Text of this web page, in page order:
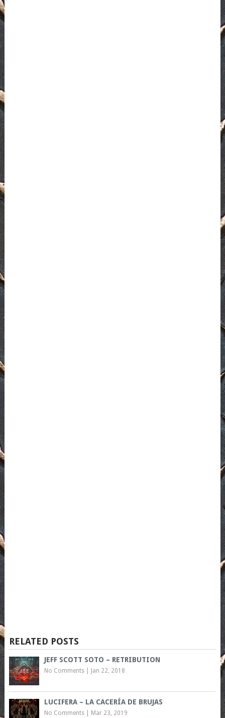
RELATED POSTS
JEFF SCOTT SOTO – RETRIBUTION
No Comments| Jan 22, 2018
LUCIFERA – LA CACERÍA DE BRUJAS
No Comments| Mar 23, 2019